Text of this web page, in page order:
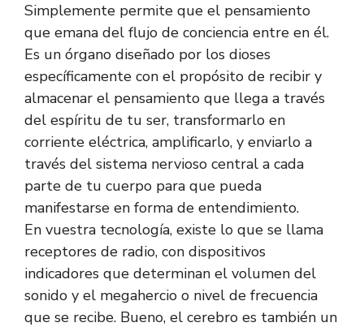
Simplemente permite que el pensamiento
que emana del flujo de conciencia entre en él.
Es un órgano diseñado por los dioses
específicamente con el propósito de recibir y
almacenar el pensamiento que llega a través
del espíritu de tu ser, transformarlo en
corriente eléctrica, amplificarlo, y enviarlo a
través del sistema nervioso central a cada
parte de tu cuerpo para que pueda
manifestarse en forma de entendimiento.
En vuestra tecnología, existe lo que se llama
receptores de radio, con dispositivos
indicadores que determinan el volumen del
sonido y el megahercio o nivel de frecuencia
que se recibe. Bueno, el cerebro es también un